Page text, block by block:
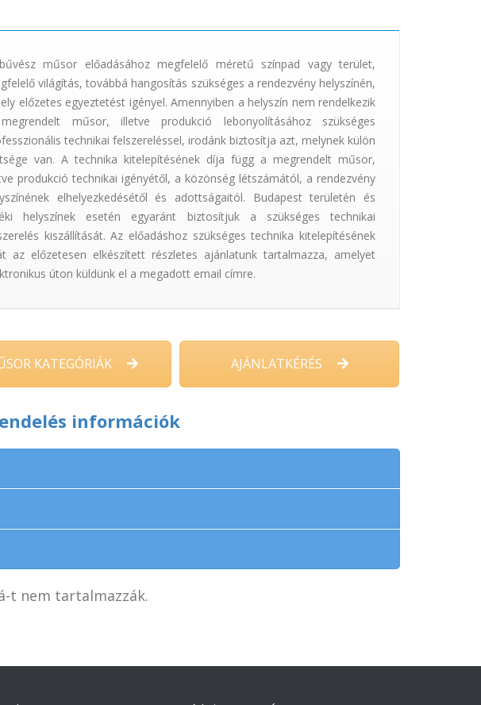
műsor előadásához megfelelő méretű színpad vagy terület,
világítás, továbbá hangosítás szükséges a rendezvény helyszínén,
előzetes egyeztetést igényel. Amennyiben a helyszín nem rendelkezik
műsor, illetve produkció lebonyolításához szükséges
technikai felszereléssel, irodánk biztosítja azt, melynek külön
van. A technika kitelepítésének díja függ a megrendelt műsor,
produkció technikai igényétől, a közönség létszámától, a rendezvény
elhelyezkedésétől és adottságaitól. Budapest területén és
helyszínek esetén egyaránt biztosítjuk a szükséges technikai
kiszállítását. Az előadáshoz szükséges technika kitelepítésének
az előzetesen elkészített részletes ajánlatunk tartalmazza, amelyet
úton küldünk el a megadott email címre.
KATEGÓRIÁK AJÁNLATKÉRÉS
információk
t nem tartalmazzák.